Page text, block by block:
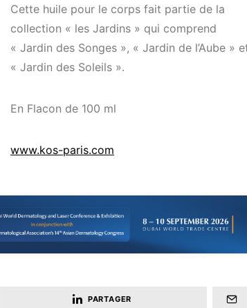
Cette huile pour le corps fait partie de la
collection « les Jardins » qui comprend
« Jardin des Songes », « Jardin de l’Aube »
« Jardin des Soleils ».
En Flacon de 100 ml
www.kos-paris.com
PARTAGER